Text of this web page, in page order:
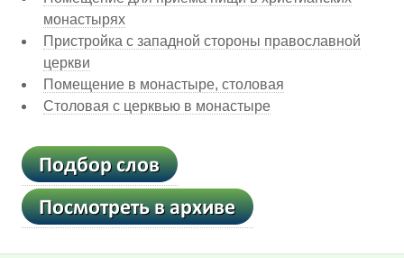
монастырях
Пристройка с западной стороны православной
церкви
Помещение в монастыре, столовая
Столовая с церквью в монастыре